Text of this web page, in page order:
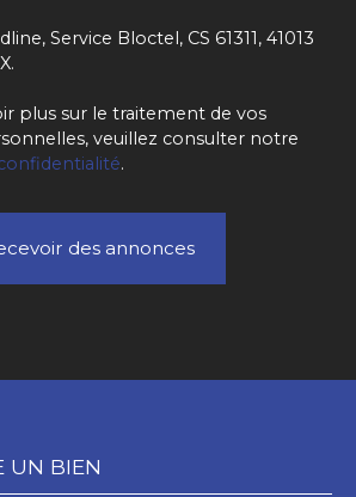
Service Bloctel, CS 61311, 41013
plus sur le traitement de vos
veuillez consulter notre
.
des annonces
UN BIEN